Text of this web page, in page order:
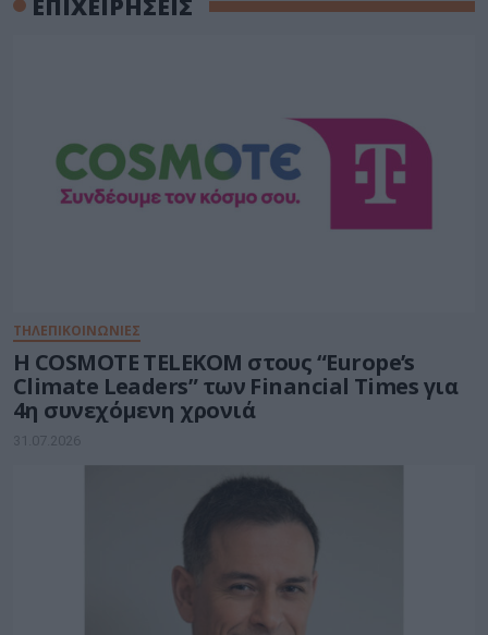
ΕΠΙΧΕΙΡΗΣΕΙΣ
ΤΗΛΕΠΙΚΟΙΝΩΝΙΕΣ
Η COSMOTE TELEKOM στους “Europe’s
Climate Leaders” των Financial Times για
4η συνεχόμενη χρονιά
31.07.2026